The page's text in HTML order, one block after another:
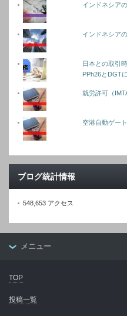
インドネシア
インドネシア
日本との取引
PPh26とDGT
就労許可（
空港自動ゲー
ブログ統計情報
548,653 アクセス
メニュー
TOP
投稿一覧